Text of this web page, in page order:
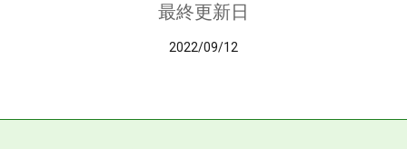
最終更新日
2022/09/12